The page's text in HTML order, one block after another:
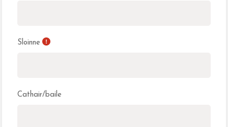
Sloinne
Cathair/baile